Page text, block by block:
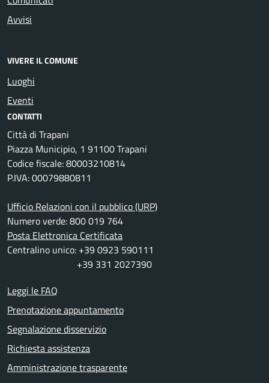
Avvisi
VIVERE IL COMUNE
Luoghi
Eventi
CONTATTI
Città di Trapani
Piazza Municipio, 1 91100 Trapani
Codice fiscale: 80003210814
P.IVA: 00079880811
Ufficio Relazioni con il pubblico (URP)
Numero verde: 800 019 764
Posta Elettronica Certificata
Centralino unico: +39 0923 590111
+39 331 2027390
Leggi le FAQ
Prenotazione appuntamento
Segnalazione disservizio
Richiesta assistenza
Amministrazione trasparente